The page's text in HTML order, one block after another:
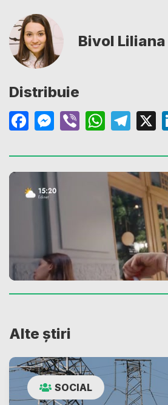
Bivol Liliana
Distribuie
Facebook
Messenger
Viber X
Alte știri
SOCIAL